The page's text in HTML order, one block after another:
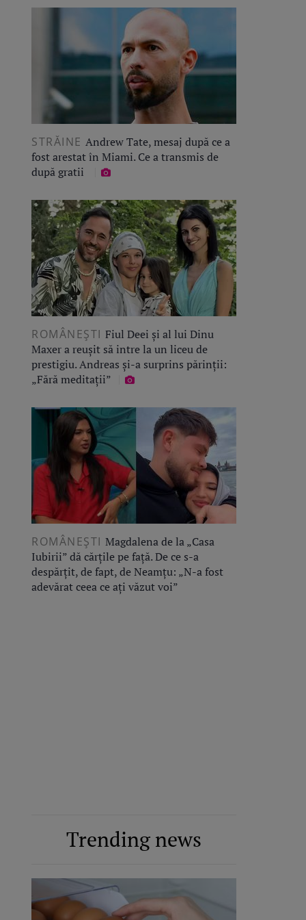
STRĂINE Andrew Tate, mesaj după ce a
fost arestat în Miami. Ce a transmis de
după gratii
ROMÂNEŞTI Fiul Deei și al lui Dinu
Maxer a reușit să intre la un liceu de
prestigiu. Andreas și-a surprins părinții:
„Fără meditații”
ROMÂNEŞTI Magdalena de la „Casa
Iubirii” dă cărțile pe față. De ce s-a
despărțit, de fapt, de Neamțu: „N-a fost
adevărat ceea ce ați văzut voi”
Trending news